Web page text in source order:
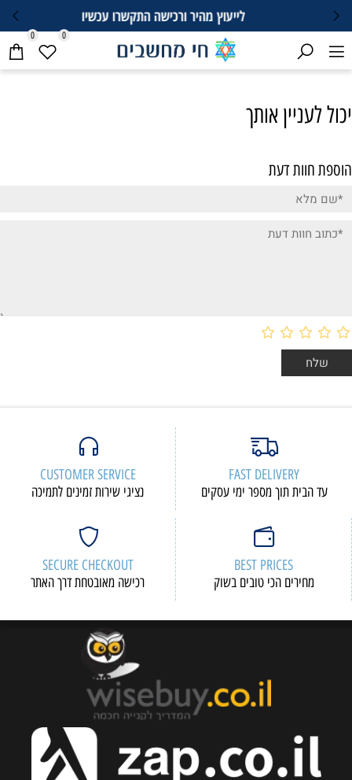
לייעוץ מהיר ורכישה התקשרו עכשיו
0 0
יכול לעניין אותך
הוספת חוות דעת
FAST DELIVERY
עד הבית תוך מספר ימי עסקים
CUSTOMER SERVICE
נציגי שירות זמינים לתמיכה
BEST PRICES
מחירים הכי טובים בשוק
SECURE CHECKOUT
רכישה מאובטחת דרך האתר